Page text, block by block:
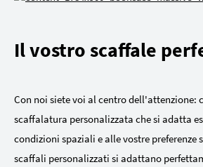
Il vostro scaffale
Con noi siete voi al centro dell'attenzione:
scaffalatura personalizzata che si adatta
condizioni spaziali e alle vostre preferenze
scaffali personalizzati si adattano